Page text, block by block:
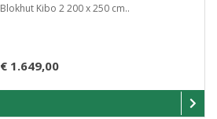
Blokhut Kibo 2 200 x 250 cm..
€ 1.649,00